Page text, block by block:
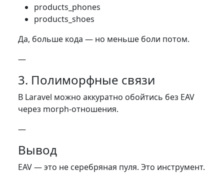
products_phones
products_shoes
Да, больше кода — но меньше боли потом.
—
3. Полиморфные связи
В Laravel можно аккуратно обойтись без EAV
через morph-отношения.
—
Вывод
EAV — это не серебряная пуля. Это инструмент.